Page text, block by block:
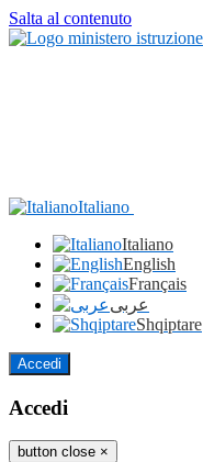
Salta al contenuto
Italiano
Italiano
English
Français
عربى
Shqiptare
Accedi
Accedi
button close ×